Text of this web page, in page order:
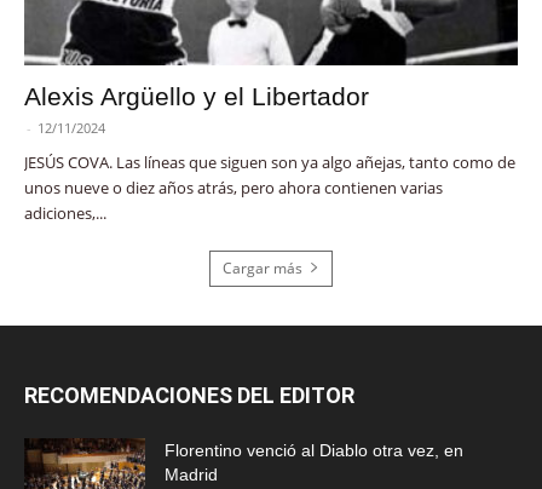
Alexis Argüello y el Libertador
- 12/11/2024
JESÚS COVA. Las líneas que siguen son ya algo añejas, tanto como de
unos nueve o diez años atrás, pero ahora contienen varias
adiciones,...
Cargar más
RECOMENDACIONES DEL EDITOR
Florentino venció al Diablo otra vez, en
Madrid